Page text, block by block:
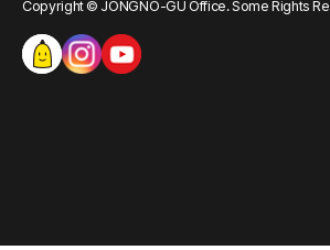
Copyright © JONGNO-GU Office. Some Rights